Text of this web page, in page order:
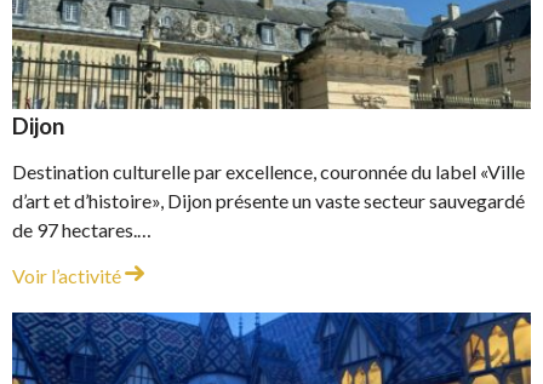
Dijon
Destination culturelle par excellence, couronnée du label «Ville
d’art et d’histoire», Dijon présente un vaste secteur sauvegardé
de 97 hectares.…
Voir l’activitéDijon